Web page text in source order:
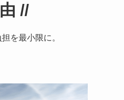
由 //
を最小限に。